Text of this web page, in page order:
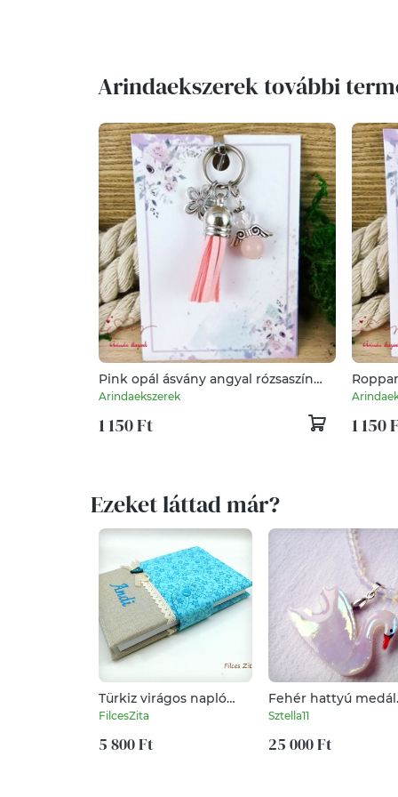
Arindaekszerek további
Pink opál ásvány angyal rózsaszín
bojttal virággal kulcstartó táskadísz
Arindaekszerek
1 150 Ft
fehér
1 150
Ezeket láttad már?
Türkiz virágos napló
névhímzéssel
FilcesZita
5 800 Ft
Fehér hattyú medál
holdkő-opalit
Sztella11
25 000 Ft